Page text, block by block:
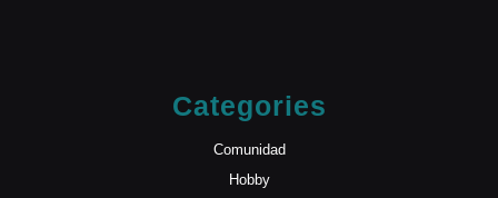
Categories
Comunidad
Hobby